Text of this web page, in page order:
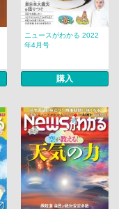
ニュースがわかる 2022
年4月号
購入